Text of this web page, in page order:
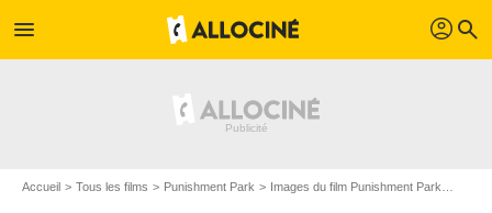
menu profil search
Accueil Tous les films Punishment Park Images du film Punishment Park